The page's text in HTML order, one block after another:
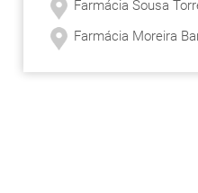
Farmácia Sousa
Farmácia Moreira